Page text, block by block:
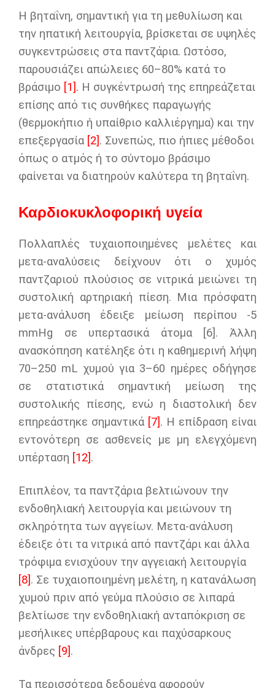
Η βηταΐνη, σημαντική για τη μεθυλίωση και
την ηπατική λειτουργία, βρίσκεται σε υψηλές
συγκεντρώσεις στα παντζάρια. Ωστόσο,
παρουσιάζει απώλειες 60–80% κατά το
βράσιμο [1]. Η συγκέντρωσή της επηρεάζεται
επίσης από τις συνθήκες παραγωγής
(θερμοκήπιο ή υπαίθριο καλλιέργημα) και την
επεξεργασία [2]. Συνεπώς, πιο ήπιες μέθοδοι
όπως ο ατμός ή το σύντομο βράσιμο
φαίνεται να διατηρούν καλύτερα τη βηταΐνη.
Καρδιοκυκλοφορική υγεία
Πολλαπλές τυχαιοποιημένες μελέτες και
μετα-αναλύσεις δείχνουν ότι ο χυμός
παντζαριού πλούσιος σε νιτρικά μειώνει τη
συστολική αρτηριακή πίεση. Μια πρόσφατη
μετα-ανάλυση έδειξε μείωση περίπου -5
mmHg σε υπερτασικά άτομα [6]. Άλλη
ανασκόπηση κατέληξε ότι η καθημερινή λήψη
70–250 mL χυμού για 3–60 ημέρες οδήγησε
σε στατιστικά σημαντική μείωση της
συστολικής πίεσης, ενώ η διαστολική δεν
επηρεάστηκε σημαντικά [7]. Η επίδραση είναι
εντονότερη σε ασθενείς με μη ελεγχόμενη
υπέρταση [12].
Επιπλέον, τα παντζάρια βελτιώνουν την
ενδοθηλιακή λειτουργία και μειώνουν τη
σκληρότητα των αγγείων. Μετα-ανάλυση
έδειξε ότι τα νιτρικά από παντζάρι και άλλα
τρόφιμα ενισχύουν την αγγειακή λειτουργία
[8]. Σε τυχαιοποιημένη μελέτη, η κατανάλωση
χυμού πριν από γεύμα πλούσιο σε λιπαρά
βελτίωσε την ενδοθηλιακή ανταπόκριση σε
μεσήλικες υπέρβαρους και παχύσαρκους
άνδρες [9].
Τα περισσότερα δεδομένα αφορούν